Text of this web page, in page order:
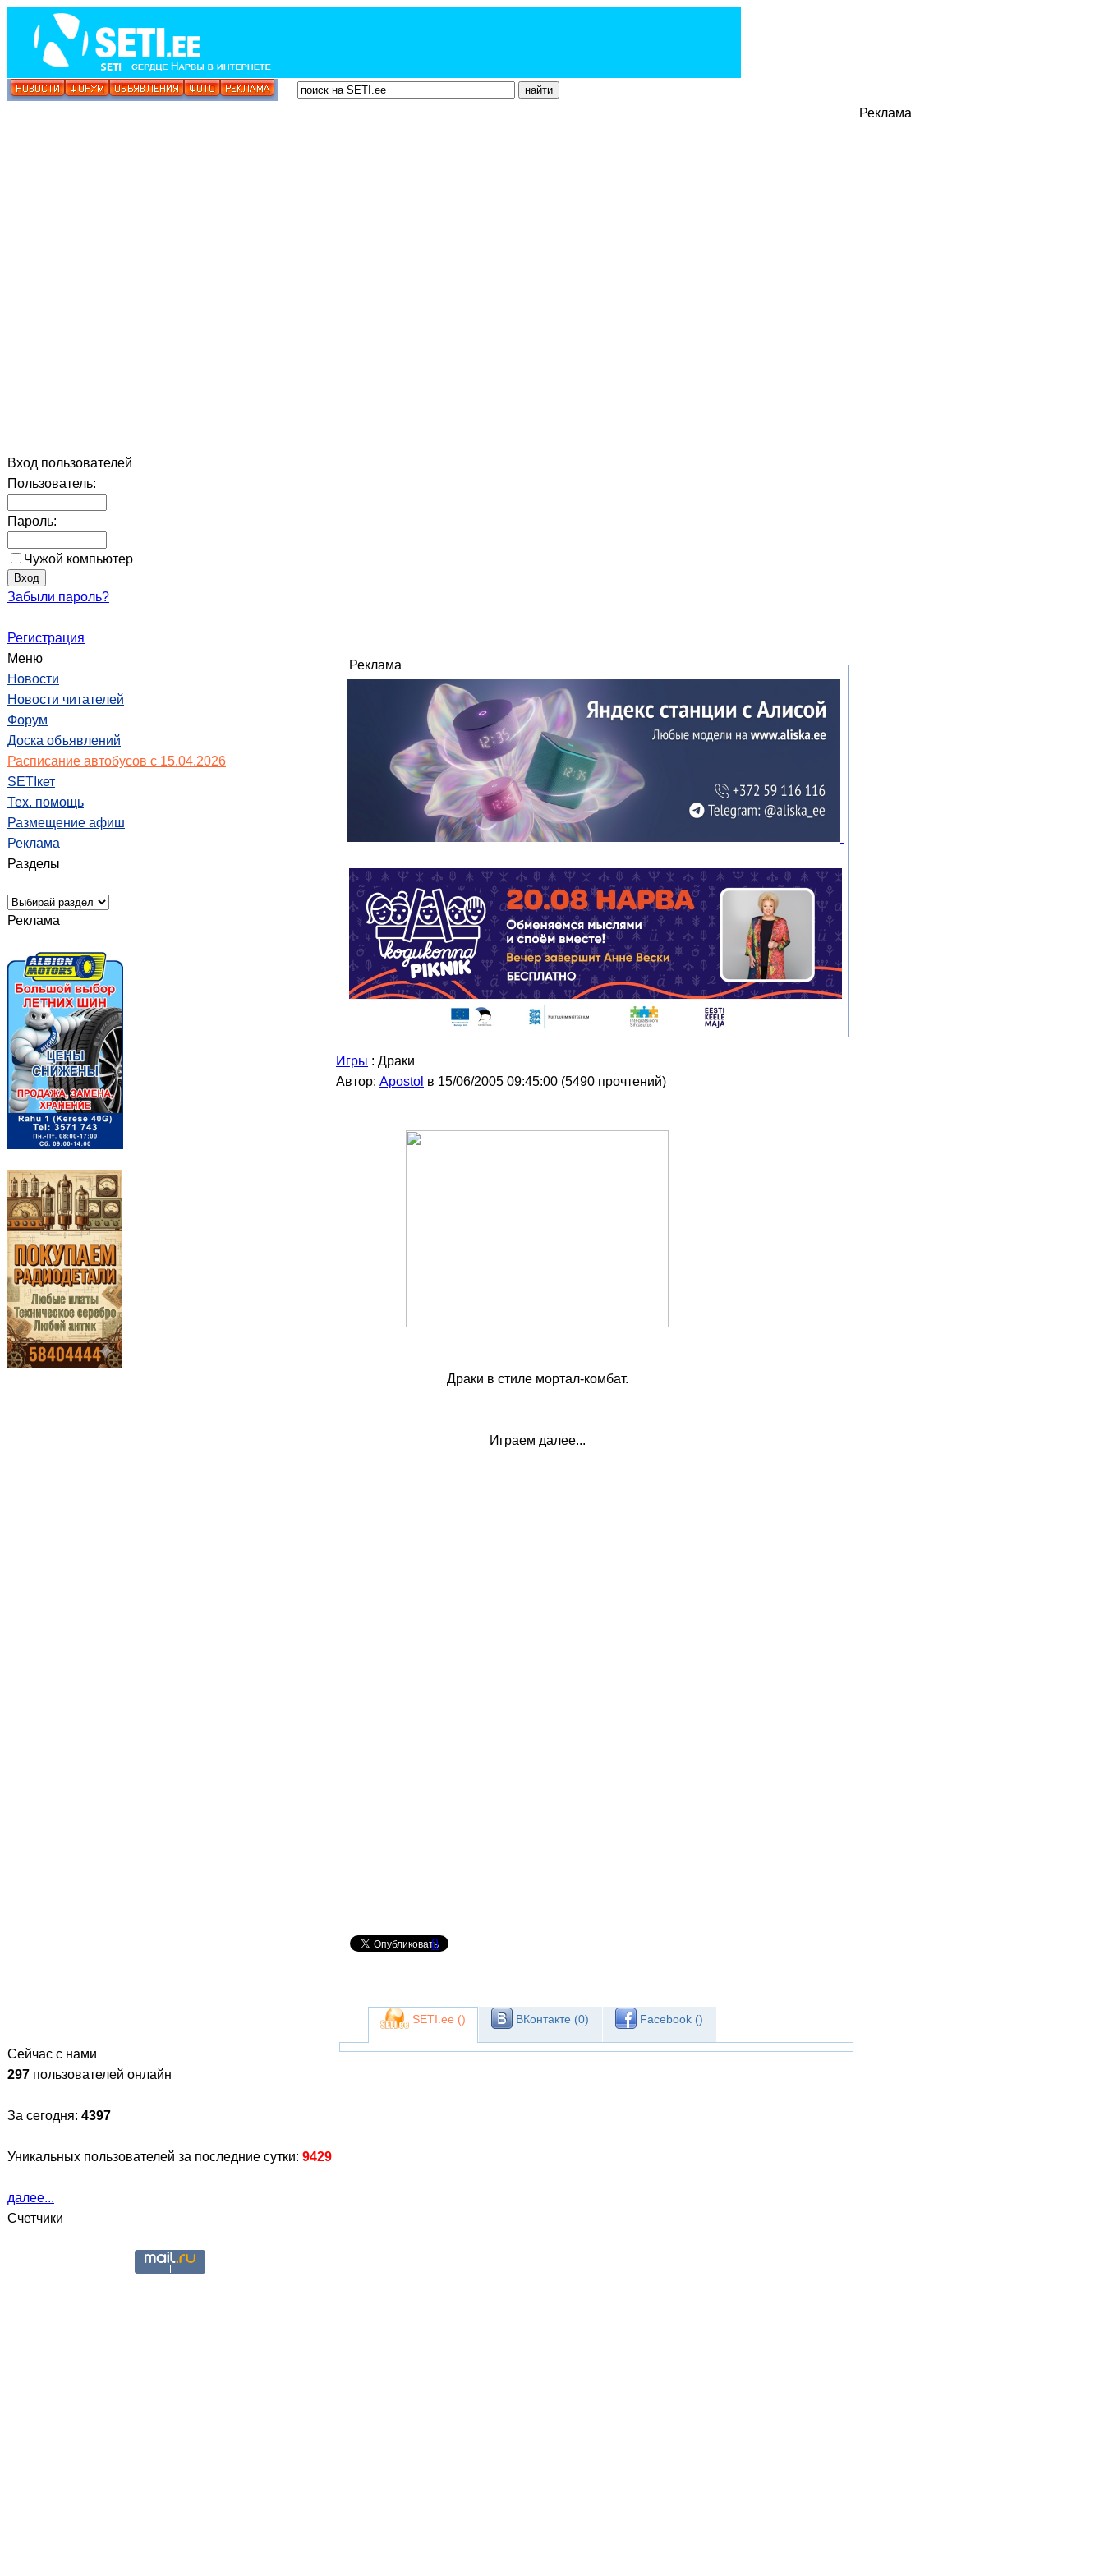
Вход пользователей
Пользователь:
Пароль:
Чужой компьютер
Забыли пароль?
Регистрация
Меню
Новости
Новости читателей
Форум
Доска объявлений
Расписание автобусов с 15.04.2026
SETIкет
Тех. помощь
Размещение афиш
Реклама
Разделы
Реклама
Сейчас с нами
297 пользователей онлайн
За сегодня: 4397
Уникальных пользователей за последние сутки: 9429
далее...
Счетчики
Реклама
Игры : Драки
Автор: Apostol в 15/06/2005 09:45:00 (5490 прочтений)
Драки в стиле мортал-комбат.
Играем далее...
0
SETI.ee () ВКонтакте (0) Facebook ()
Реклама